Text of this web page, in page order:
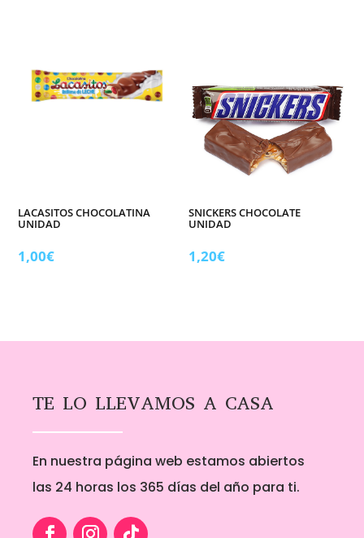
LACASITOS CHOCOLATINA
UNIDAD
1,00€
SNICKERS CHOCOLATE
UNIDAD
1,20€
TE LO LLEVAMOS A CASA
En nuestra página web estamos abiertos
las 24 horas los 365 días del año para ti.